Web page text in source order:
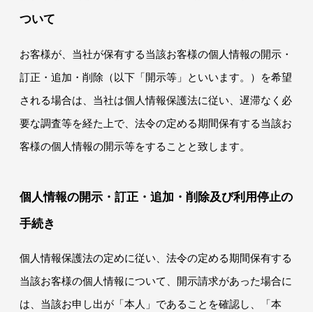
ついて
お客様が、当社が保有する当該お客様の個人情報の開示・
訂正・追加・削除（以下「開示等」といいます。）を希望
される場合は、当社は個人情報保護法に従い、遅滞なく必
要な調査等を経た上で、法令の定める期間保有する当該お
客様の個人情報の開示等をすることと致します。
個人情報の開示・訂正・追加・削除及び利用停止の
手続き
個人情報保護法の定めに従い、法令の定める期間保有する
当該お客様の個人情報について、開示請求があった場合に
は、当該お申し出が「本人」であることを確認し、「本